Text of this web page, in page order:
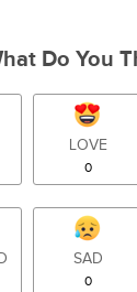
Do You
LOVE
0
SAD
0